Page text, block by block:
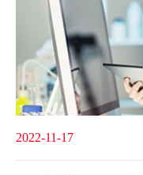
2022-11-17